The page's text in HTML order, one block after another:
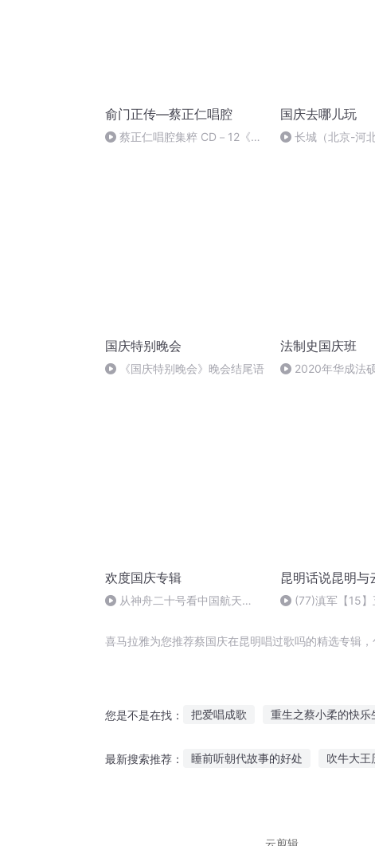
俞门正传—蔡正仁唱腔
蔡正仁唱腔集粹 CD－12《玉
国庆去哪儿玩
长城（北京-河北
国庆特别晚会
《国庆特别晚会》晚会结尾语
法制史国庆班
2020年华成法
欢度国庆专辑
从神舟二十号看中国航天
昆明话说昆明与
(77)滇军【15】
喜马拉雅为您推荐蔡国庆在昆明唱过歌吗的精选专辑
您是不是在找： 把爱唱成歌 重生之蔡小柔的快乐
最新搜索推荐： 睡前听朝代故事的好处 吹牛大王
云剪辑